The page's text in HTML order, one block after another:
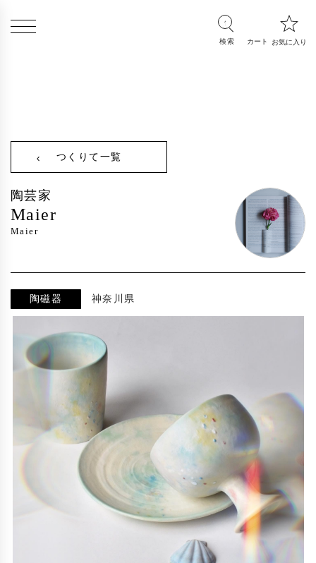
つくりて一覧
陶芸家
Maier
Maier
陶磁器 神奈川県